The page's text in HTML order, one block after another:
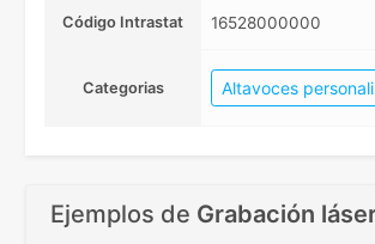
Código Intrastat 16528000000
Categorias Altavoces
Ejemplos de Grabación